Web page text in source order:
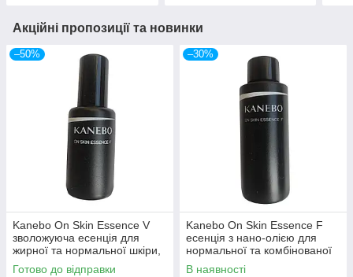
Акційні пропозиції та новинки
–50%
Kanebo On Skin Essence V
зволожуюча есенція для
жирної та нормальної шкіри,
пробник 10 мл
Готово до відправки
–30%
Kanebo On Skin Essence F
есенція з нано-олією для
нормальної та комбінованої
шкіри, пробник 20 мл
В наявності